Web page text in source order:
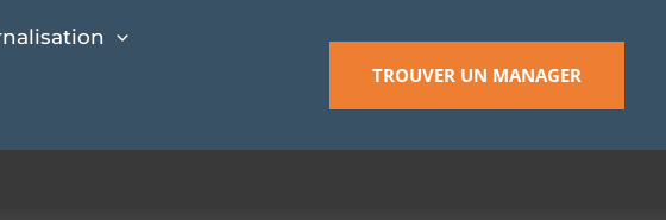
TROUVER UN MANAGER